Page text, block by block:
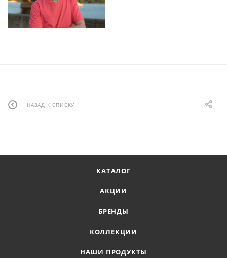
НАЗАД К СПИСКУ
КАТАЛОГ
АКЦИИ
БРЕНДЫ
КОЛЛЕКЦИИ
НАШИ ПРОДУКТЫ